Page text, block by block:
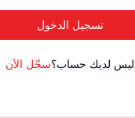
تسجيل الدخول
ليس لديك حساب؟سجّل الآن